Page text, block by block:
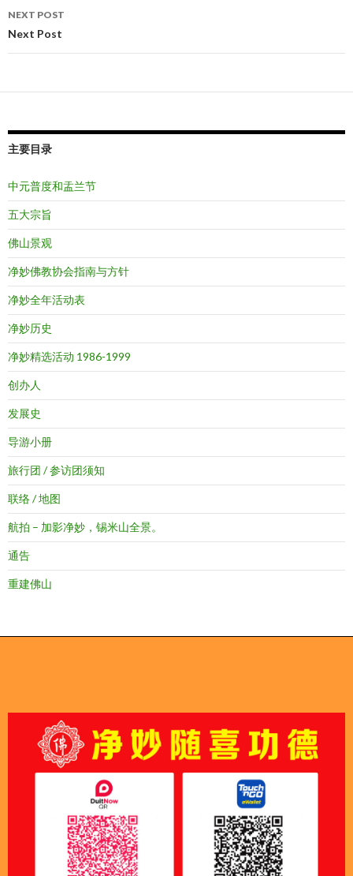
NEXT POST
Next Post
主要目录
中元普度和盂兰节
五大宗旨
佛山景观
净妙佛教协会指南与方针
净妙全年活动表
净妙历史
净妙精选活动 1986-1999
创办人
发展史
导游小册
旅行团 / 参访团须知
联络 / 地图
航拍 – 加影净妙，锡米山全景。
通告
重建佛山